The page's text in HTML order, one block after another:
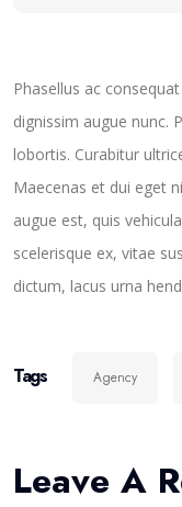
Phasellus ac
dignissim augue nunc.
lobortis. Curabitur
Maecenas et dui eget
augue est, quis
scelerisque ex, vitae
dictum, lacus urna
Tags Agency
Leave A